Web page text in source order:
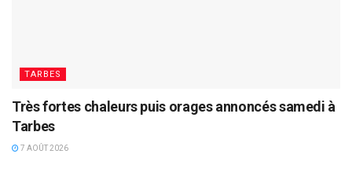
TARBES
Très fortes chaleurs puis orages annoncés samedi à
Tarbes
7 AOÛT 2026